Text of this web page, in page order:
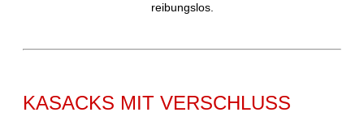
reibungslos.
KASACKS MIT VERSCHLUSS